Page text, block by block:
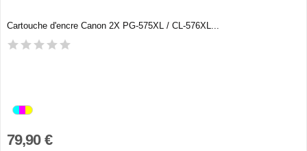
Cartouche d'encre Canon 2X PG-575XL / CL-576XL...
79,90 €